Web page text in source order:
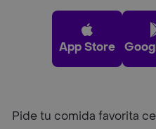
App Store
Pide tu comida favorita